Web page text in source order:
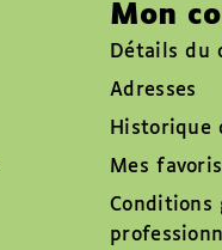
Mon
Détails du
Adresses
Historique
Mes favoris
Conditions